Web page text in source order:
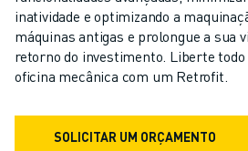
SÉRIE ARC MATE
SÉRIE M-710
SÉRIE M-900
ROBÔS DELTA
ROBÔS DE PINTURA
inatividade e optimizando a
máquinas antigas e prolongue a sua
retorno do investimento. Liberte
oficina mecânica com um Retrofit.
SOLICITAR UM ORÇAMENTO